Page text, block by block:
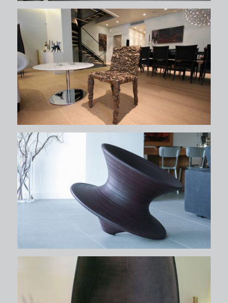
δάπεδα
δάπεδα